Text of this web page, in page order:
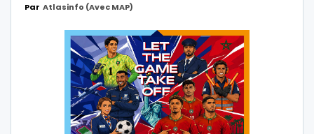
Par Atlasinfo (avec MAP)